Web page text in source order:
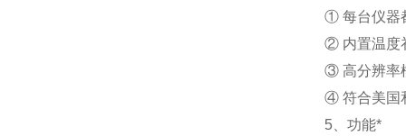
① 每台仪器
② 内置温度
③ 高分辨率
④ 符合美国
5
功能*